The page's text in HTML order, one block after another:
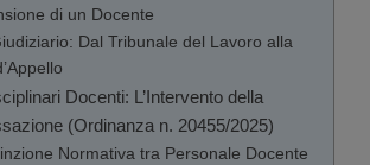
di un Docente
Dal Tribunale del Lavoro alla
Docenti: L’Intervento della
(Ordinanza n. 20455/2025)
Normativa tra Personale Docente